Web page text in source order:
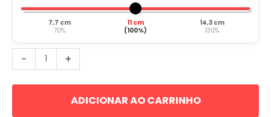
7,7 cm
70%
11 cm
(100%)
14,3 cm
130%
-
de
Drone
+
ADICIONAR AO CARRINHO